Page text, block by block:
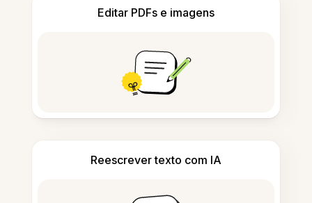
Editar PDFs e imagens
Reescrever texto com IA